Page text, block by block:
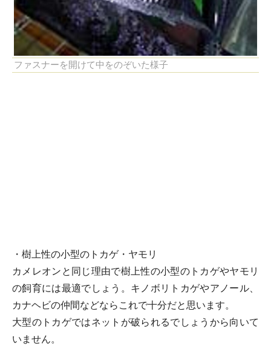
ファスナーを開けて中をのぞいた様子
・樹上性の小型のトカゲ・ヤモリ
カメレオンと同じ理由で樹上性の小型のトカゲやヤモリ
の飼育には最適でしょう。キノボリトカゲやアノール、
カナヘビの仲間などならこれで十分だと思います。
大型のトカゲではネットが破られるでしょうから向いて
いません。